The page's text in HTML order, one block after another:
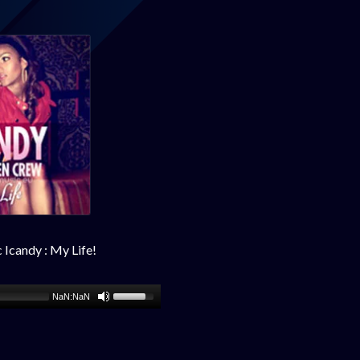
Icandy : My Life!
NaN:NaN